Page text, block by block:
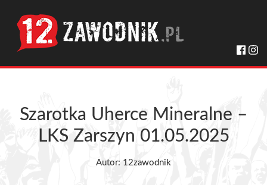
Szarotka Uherce Mineralne –
LKS Zarszyn 01.05.2025
Autor: 12zawodnik